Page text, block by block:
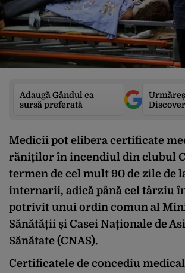
Adaugă Gândul ca
sursă preferată
Discover
Medicii pot elibera certificate
răniților în incendiul din clubul
termen de cel mult 90 de zile de
internarii, adică până cel târziu
potrivit unui ordin comun al
Sănătății și Casei Naționale de
Sănătate (CNAS).
Certificatele de concediu